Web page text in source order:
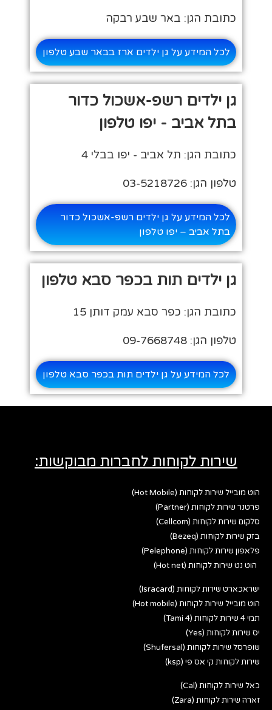
כתובת הגן: באר שבע רבקה
לכל המידע על גן ילדים ארז בבאר שבע טלפון
גן ילדים רשפ-אשכול כדור
בתל אביב - יפו טלפון
כתובת הגן: תל אביב - יפו בבלי 4
טלפון הגן: 03-5218726
לכל המידע על גן ילדים רשפ-אשכול כדור
בתל אביב – יפו טלפון
גן ילדים תות בכפר סבא טלפון
כתובת הגן: כפר סבא עמק דותן 15
טלפון הגן: 09-7668748
לכל המידע על גן ילדים תות בכפר סבא טלפון
שירות לקוחות לחברות מבוקשות:
הוט מובייל שירות לקוחות (Hot Mobile)
פרטנר שירות לקוחות (Partner)
סלקום שירות לקוחות (Cellcom)
בזק שירות לקוחות (Bezeq)
פלאפון שירות לקוחות (Pelephone)
הוט נט שירות לקוחות (Hot net)
ישראכארט שירות לקוחות (Isracard)
הוט מובייל שירות לקוחות (Hot mobile)
תמי 4 שירות לקוחות (Tami 4)
יס שירות לקוחות (Yes)
שופרסל שירות לקוחות (Shufersal)
שירות לקוחות קי אס פי (ksp)
כאל שירות לקוחות (Cal)
זארה שירות לקוחות (Zara)